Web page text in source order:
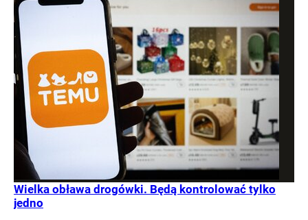
Wielka obława drogówki. Będą kontrolować tylko
jedno